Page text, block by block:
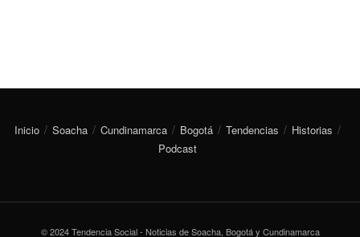
Inicio Soacha Cundinamarca Bogotá Tendencias
Historias
Podcast
© 2024 Tendencia Social - Noticias de Soacha, Bogotá y Cundinamarca